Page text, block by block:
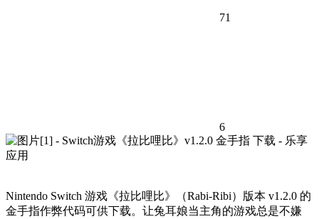
71
6
Nintendo Switch 游戏《拉比哩比》（Rabi-Ribi）版本 v1.2.0 的
金手指作弊代码可供下载。让兔耳娘当主角的游戏总是不嫌